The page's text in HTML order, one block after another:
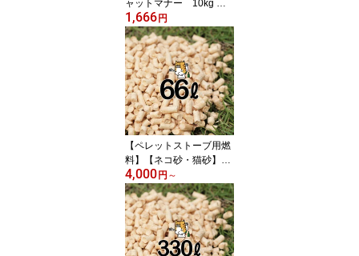
ャットマナー 10kg 約1
6リットル
1,666円
【ペレットストーブ用燃
料】【ネコ砂・猫砂】木
質ペレット （真庭ペレッ
ト）20kg 2袋 40kg 〜 猫
ちゃんのトイレ用にもO
K
4,000円 ～